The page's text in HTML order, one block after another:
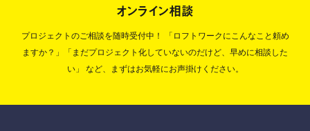
オンライン相談
プロジェクトのご相談を随時受付中！
「ロフトワークにこんなこと頼め
ますか？」「まだプロジェクト化していないのだけど、早めに相談した
い」
など、まずはお気軽にお声掛けください。